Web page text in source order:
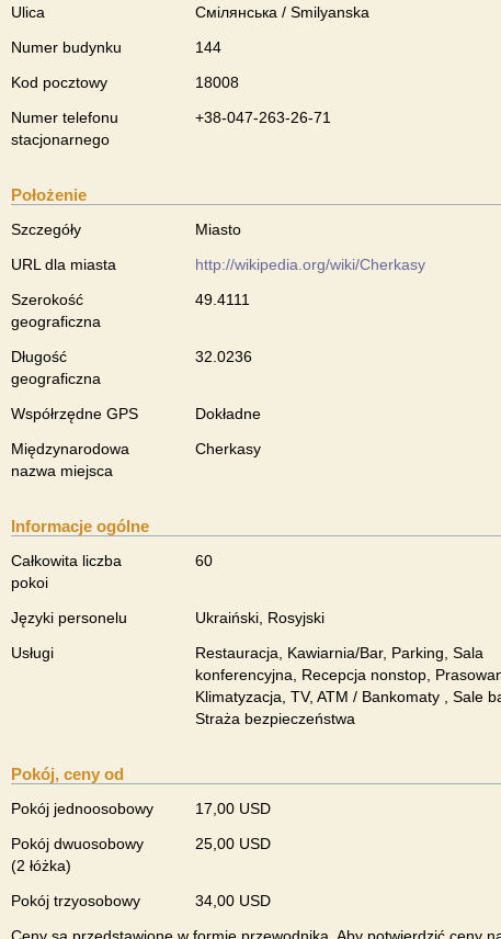
Ulica
Смілянська / Smilyanska
Numer budynku
144
Kod pocztowy
18008
Numer telefonu
stacjonarnego
+38-047-263-26-71
Położenie
Szczegóły
Miasto
URL dla miasta
http://wikipedia.org/wiki/Cherkasy
Szerokość
geograficzna
49.4111
Długość
geograficzna
32.0236
Współrzędne GPS
Dokładne
Międzynarodowa
nazwa miejsca
Cherkasy
Informacje ogólne
Całkowita liczba
pokoi
60
Języki personelu
Ukraiński, Rosyjski
Usługi
Restauracja, Kawiarnia/Bar, Parking, Sala
konferencyjna, Recepcja nonstop,
Klimatyzacja, TV, ATM / Bankomaty , Sale
Straża bezpieczeństwa
Pokój, ceny od
Pokój jednoosobowy
17,00 USD
Pokój dwuosobowy
(2 łóżka)
25,00 USD
Pokój trzyosobowy
34,00 USD